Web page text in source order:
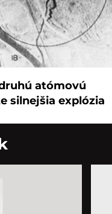
atómovú
silnejšia explózia